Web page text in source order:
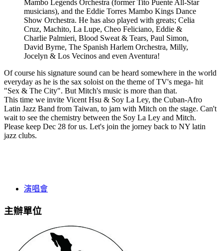
Mambo Legends Orchestra (former Tito Puente All-Star
musicians), and the Eddie Torres Mambo Kings Dance
Show Orchestra. He has also played with greats; Celia
Cruz, Machito, La Lupe, Cheo Feliciano, Eddie &
Charlie Palmieri, Blood Sweat & Tears, Paul Simon,
David Byrne, The Spanish Harlem Orchestra, Milly,
Jocelyn & Los Vecinos and even Aventura!
Of course his signature sound can be heard somewhere in the world
everyday as he is the sax soloist on the theme of TV's mega- hit
"Sex & The City". But Mitch's music is more than that.
This time we invite Vicent Hsu & Soy La Ley, the Cuban-Afro
Latin Jazz Band from Taiwan, to jam with Mitch on the stage. Can't
wait to see the chemistry between the Soy La Ley and Mitch.
Please keep Dec 28 for us. Let's join the jorney back to NY latin
jazz clubs.
演唱會
主辦單位